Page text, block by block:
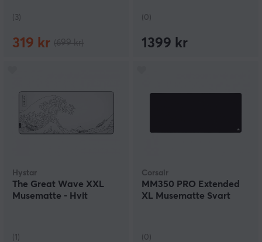
(3)
319 kr
(0)
1399 kr
Hystar
The Great Wave XXL
Musematte - Hvit
(1)
Corsair
MM350 PRO Extended
XL Musematte Svart
(0)